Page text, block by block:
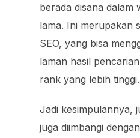
berada disana dalam
lama. Ini merupakan
SEO, yang bisa
laman hasil
rank yang lebih tinggi.
Jadi kesimpulannya,
juga diimbangi